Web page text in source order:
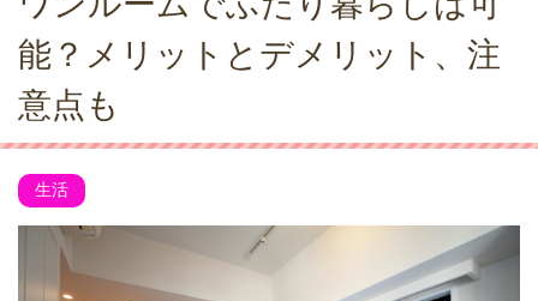
能？メリットとデメリット、注
意点も
生活